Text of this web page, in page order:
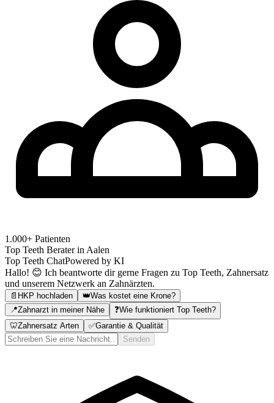
1.000+ Patienten
Top Teeth Berater in Aalen
Top Teeth ChatPowered by KI
Hallo! 😊 Ich beantworte dir gerne Fragen zu Top Teeth, Zahnersatz
und unserem Netzwerk an Zahnärzten.
📄 HKP hochladen 👑Was kostet eine Krone?
📍Zahnarzt in meiner Nähe ❓Wie funktioniert Top Teeth?
🦷Zahnersatz Arten ✅Garantie & Qualität
Senden